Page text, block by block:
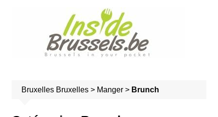
Bruxelles Bruxelles> Manger> Brunch